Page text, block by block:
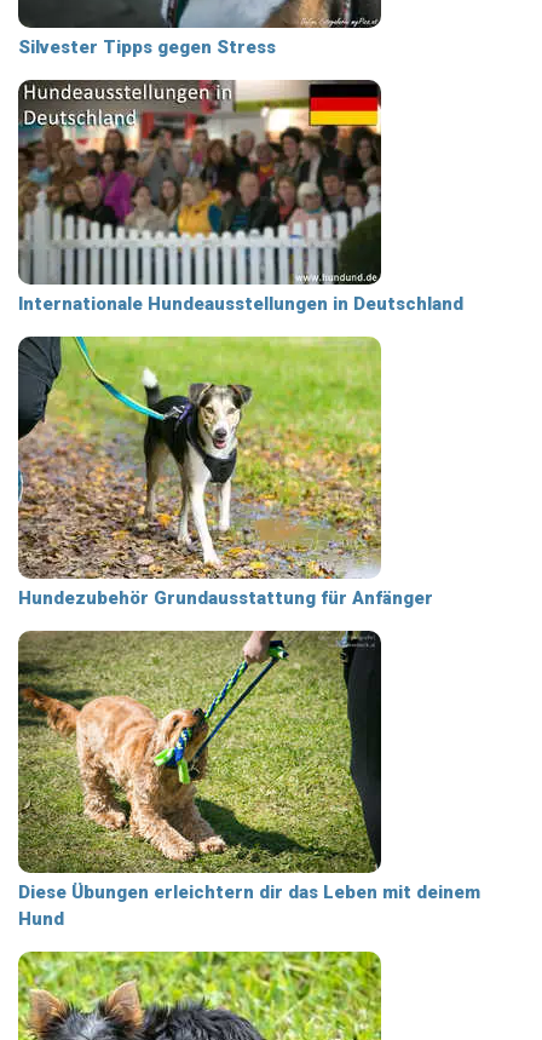
Silvester Tipps gegen Stress
Internationale Hundeausstellungen in Deutschland
Hundezubehör Grundausstattung für Anfänger
Diese Übungen erleichtern dir das Leben mit deinem
Hund